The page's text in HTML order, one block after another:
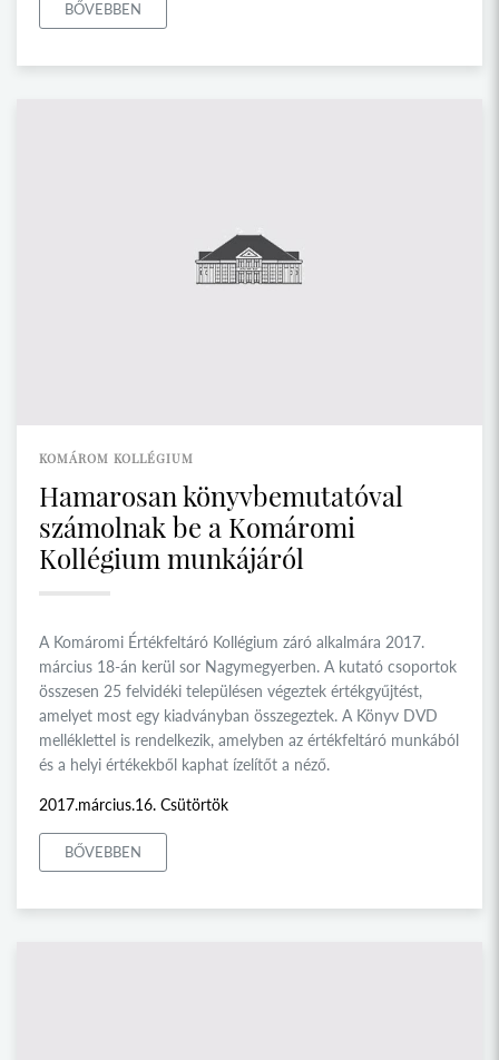
BŐVEBBEN
KOMÁROM KOLLÉGIUM
Hamarosan könyvbemutatóval
számolnak be a Komáromi
Kollégium munkájáról
A Komáromi Értékfeltáró Kollégium záró alkalmára 2017.
március 18-án kerül sor Nagymegyerben. A kutató csoportok
összesen 25 felvidéki településen végeztek értékgyűjtést,
amelyet most egy kiadványban összegeztek. A Könyv DVD
melléklettel is rendelkezik, amelyben az értékfeltáró munkából
és a helyi értékekből kaphat ízelítőt a néző.
2017.március.16. Csütörtök
BŐVEBBEN